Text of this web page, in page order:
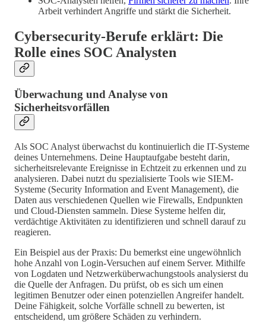
Arbeit verhindert Angriffe und stärkt die Sicherheit.
Cybersecurity-Berufe erklärt: Die
Rolle eines SOC Analysten
Überwachung und Analyse von
Sicherheitsvorfällen
Als SOC Analyst überwachst du kontinuierlich die IT-Systeme
deines Unternehmens. Deine Hauptaufgabe besteht darin,
sicherheitsrelevante Ereignisse in Echtzeit zu erkennen und zu
analysieren. Dabei nutzt du spezialisierte Tools wie SIEM-
Systeme (Security Information and Event Management), die
Daten aus verschiedenen Quellen wie Firewalls, Endpunkten
und Cloud-Diensten sammeln. Diese Systeme helfen dir,
verdächtige Aktivitäten zu identifizieren und schnell darauf zu
reagieren.
Ein Beispiel aus der Praxis: Du bemerkst eine ungewöhnlich
hohe Anzahl von Login-Versuchen auf einem Server. Mithilfe
von Logdaten und Netzwerküberwachungstools analysierst du
die Quelle der Anfragen. Du prüfst, ob es sich um einen
legitimen Benutzer oder einen potenziellen Angreifer handelt.
Deine Fähigkeit, solche Vorfälle schnell zu bewerten, ist
entscheidend, um größere Schäden zu verhindern.